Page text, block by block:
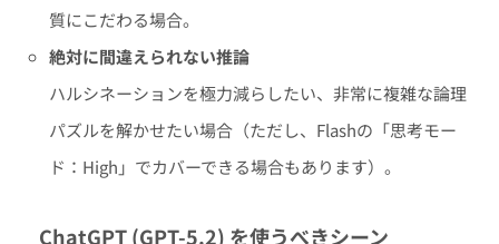
質にこだわる場合。
絶対に間違えられない推論
ハルシネーションを極力減らしたい、非常に複雑な論理
パズルを解かせたい場合（ただし、Flashの「思考モー
ド：High」でカバーできる場合もあります）。
ChatGPT (GPT-5.2) を使うべきシーン